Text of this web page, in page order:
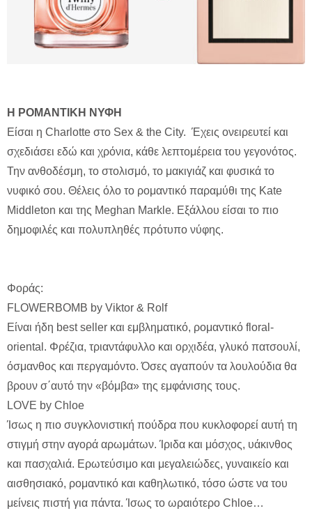
Η ΡΟΜΑΝΤΙΚΗ ΝΥΦΗ
Είσαι η Charlotte στο Sex & the City. Έχεις ονειρευτεί και
σχεδιάσει εδώ και χρόνια, κάθε λεπτομέρεια του γεγονότος.
Την ανθοδέσμη, το στολισμό, το μακιγιάζ και φυσικά το
νυφικό σου. Θέλεις όλο το ρομαντικό παραμύθι της Kate
Middleton και της Meghan Markle. Εξάλλου είσαι το πιο
δημοφιλές και πολυπληθές πρότυπο νύφης.
Φοράς:
FLOWERBOMB by Viktor & Rolf
Είναι ήδη best seller και εμβληματικό, ρομαντικό floral-
oriental. Φρέζια, τριαντάφυλλο και ορχιδέα, γλυκό πατσουλί,
όσμανθος και περγαμόντο. Όσες αγαπούν τα λουλούδια θα
βρουν σ΄αυτό την «βόμβα» της εμφάνισης τους.
LOVE by Chloe
Ίσως η πιο συγκλονιστική πούδρα που κυκλοφορεί αυτή τη
στιγμή στην αγορά αρωμάτων. Ίριδα και μόσχος, υάκινθος
και πασχαλιά. Ερωτεύσιμο και μεγαλειώδες, γυναικείο και
αισθησιακό, ρομαντικό και καθηλωτικό, τόσο ώστε να του
μείνεις πιστή για πάντα. Ίσως το ωραιότερο Chloe…